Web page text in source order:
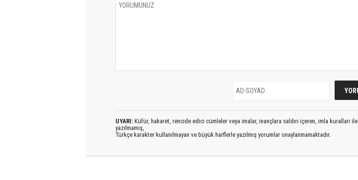
UYARI: Küfür, hakaret, rencide edici cümleler veya imalar, inançlara saldırı içeren, imla kuralları ile
yazılmamış,
Türkçe karakter kullanılmayan ve büyük harflerle yazılmış yorumlar onaylanmamaktadır.